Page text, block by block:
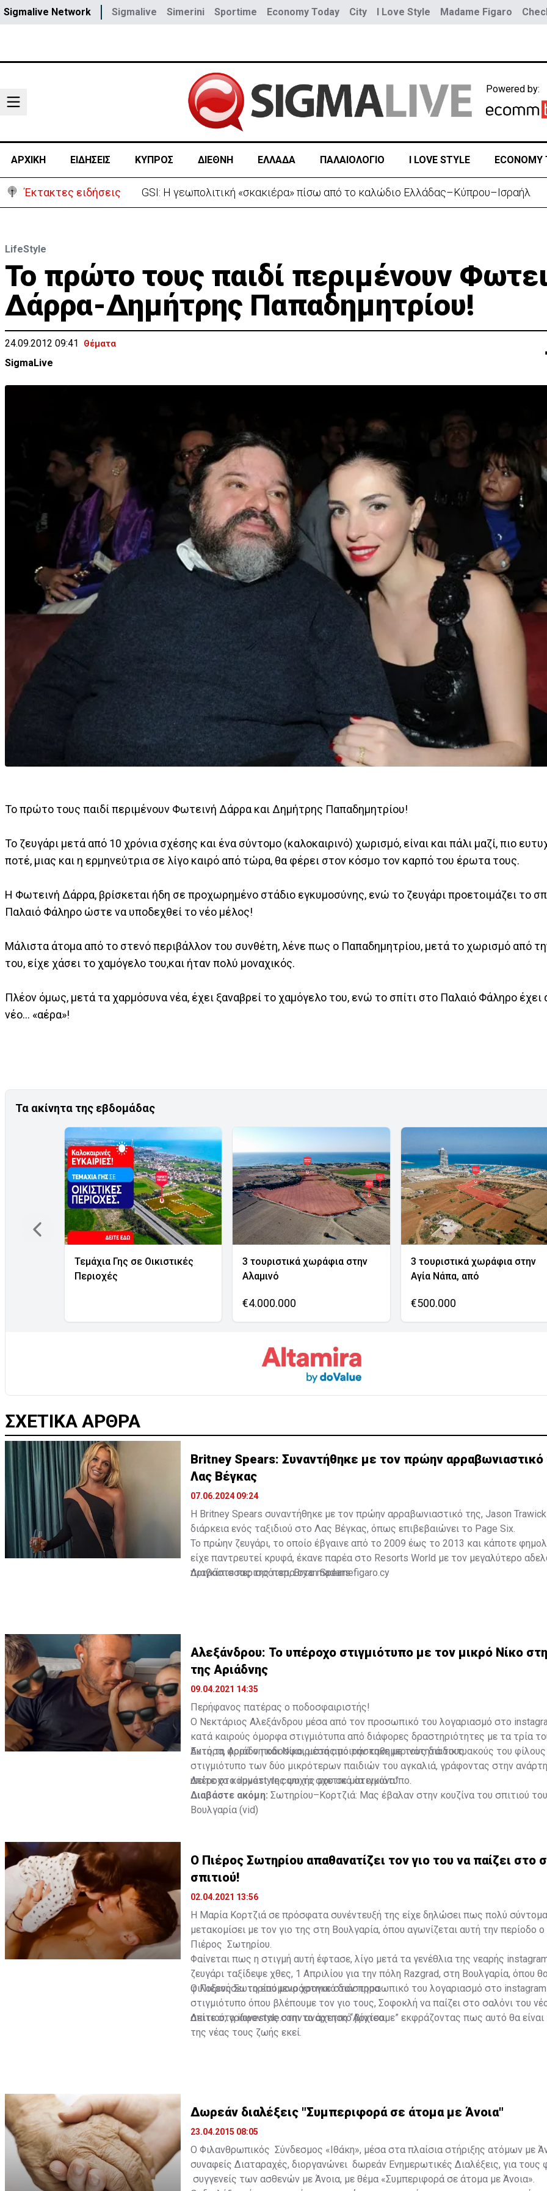
Sigmalive Network Sigmalive Simerini Sportime Economy Today City I Love Style Madame Figaro
Powered by:
ΑΡΧΙΚΗ ΕΙΔΗΣΕΙΣ ΚΥΠΡΟΣ ΔΙΕΘΝΗ ΕΛΛΑΔΑ ΠΑΛΑΙΟΛΟΓΙΟ I LOVE STYLE ECONOMY
Έκτακτες ειδήσεις Συντριβή ελικοπτέρου σε βουνοπλαγιά στο Ρίο ντε Τζανέιρο - 4 νεκροί (BINTEO)
LifeStyle
Το πρώτο τους παιδί περιμένουν
Δάρρα-Δημήτρης Παπαδημητρίου!
24.09.2012 09:41 Θέματα
SigmaLive
Το πρώτο τους παιδί περιμένουν Φωτεινή Δάρρα και Δημήτρης Παπαδημητρίου!
Το ζευγάρι μετά από 10 χρόνια σχέσης και ένα σύντομο (καλοκαιρινό) χωρισμό, είναι και πάλι μαζί, πιο
ποτέ, μιας και η ερμηνεύτρια σε λίγο καιρό από τώρα, θα φέρει στον κόσμο τον καρπό του έρωτα τους.
Η Φωτεινή Δάρρα, βρίσκεται ήδη σε προχωρημένο στάδιο εγκυμοσύνης, ενώ το ζευγάρι προετοιμάζει το
Παλαιό Φάληρο ώστε να υποδεχθεί το νέο μέλος!
Μάλιστα άτομα από το στενό περιβάλλον του συνθέτη, λένε πως ο Παπαδημητρίου, μετά το χωρισμό από
του, είχε χάσει το χαμόγελο του,και ήταν πολύ μοναχικός.
Πλέον όμως, μετά τα χαρμόσυνα νέα, έχει ξαναβρεί το χαμόγελο του, ενώ το σπίτι στο Παλαιό Φάληρο έχει
νέο… «αέρα»!
Τα ακίνητα της εβδομάδας
Τεμάχια Γης σε Οικιστικές
Περιοχές
3 τουριστικά χωράφια στην
Αλαμινό
€4.000.000
3 τουριστικά χωράφια στην
Αγία Νάπα, από
€500.000
ΣΧΕΤΙΚΑ ΑΡΘΡΑ
Britney Spears: Συναντήθηκε με τον πρώην αρραβωνιαστικό
Λας Βέγκας
07.06.2024 09:24
Η Britney Spears συναντήθηκε με τον πρώην αρραβωνιαστικό της, Jason
διάρκεια ενός ταξιδιού στο Λας Βέγκας, όπως επιβεβαιώνει το Page Six.
Το πρώην ζευγάρι, το οποίο έβγαινε από το 2009 έως το 2013 και κάποτε
είχε παντρευτεί κρυφά, έκανε παρέα στο Resorts World με τον μεγαλύτερο
πριγκίπισσας της ποπ, Bryan Spears.
Διαβάστε περισσότερα στοmadamefigaro.cy
Αλεξάνδρου: Το υπέροχο στιγμιότυπο με τον μικρό Νίκο
της Αριάδνης
09.04.2021 14:35
Περήφανος πατέρας ο ποδοσφαιριστής!
Ο Νεκτάριος Αλεξάνδρου μέσα από τον προσωπικό του λογαριασμό στο
κατά καιρούς όμορφα στιγμιότυπα από διάφορες δραστηριότητες με τα τρία
Έκτορα, Αριάδνη και Νίκο, μέσα από την καθημερινότητά τους.
Αυτή τη φορά ο ποδοσφαιριστής μοιράστηκε με τους διαδικτυακούς του
στιγμιότυπο των δύο μικρότερων παιδιών του αγκαλιά, γράφοντας στην
υπέροχο κομμάτι της ψυχής μου σε μία εικόνα”.
Δείτε στο ilovestyle.com το σχετικό στιγμιότυπο.
Διαβάστε ακόμη: Σωτηρίου–Κορτζιά: Μας έβαλαν στην κουζίνα του σπιτιού
Βουλγαρία (vid)
Ο Πιέρος Σωτηρίου απαθανατίζει τον γιο του να παίζει στο
σπιτιού!
02.04.2021 13:56
Η Μαρία Κορτζιά σε πρόσφατα συνέντευξή της είχε δηλώσει πως πολύ
μετακομίσει με τον γιο της στη Βουλγαρία, όπου αγωνίζεται αυτή την περίοδο ο
Πιέρος Σωτηρίου.
Φαίνεται πως η στιγμή αυτή έφτασε, λίγο μετά τα γενέθλια της νεαρής
ζευγάρι ταξίδεψε χθες, 1 Απριλίου για την πόλη Razgrad, στη Βουλγαρία, όπου
φιλοξενήσει το επόμενο χρονικό διάστημα.
Ο Πιέρος Σωτηρίου μοιράστηκε στον προσωπικό του λογαριασμό στο
στιγμιότυπο όπου βλέπουμε τον γιο τους, Σοφοκλή να παίζει στο σαλόνι του
σπιτιού, γράφοντας στην ανάρτηση “Αρχίσαμε” εκφράζοντας πως αυτό θα είναι
της νέας τους ζωής εκεί.
Δείτε στο ilovestyle.com το σχετικό βίντεο.
Δωρεάν διαλέξεις "Συμπεριφορά σε άτομα με Άνοια"
23.04.2015 08:05
Ο Φιλανθρωπικός Σύνδεσμος «Ιθάκη», μέσα στα πλαίσια στήριξης ατόμων με
συναφείς Διαταραχές, διοργανώνει δωρεάν Ενημερωτικές Διαλέξεις, για τους
συγγενείς των ασθενών με Άνοια, με θέμα «Συμπεριφορά σε άτομα με Άνοια».